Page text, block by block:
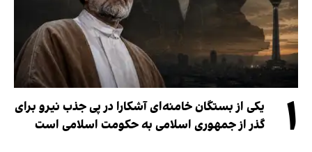
۱
یکی از بستگان خامنه‌ای آشکارا در پی جذب نیرو برای
گذر از جمهوری اسلامی به حکومت اسلامی است